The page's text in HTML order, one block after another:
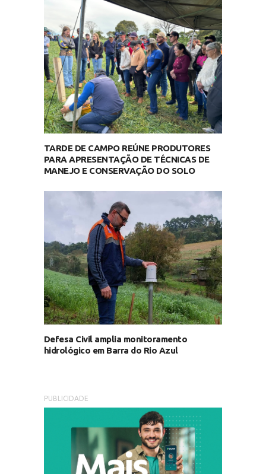
TARDE DE CAMPO REÚNE PRODUTORES
PARA APRESENTAÇÃO DE TÉCNICAS DE
MANEJO E CONSERVAÇÃO DO SOLO
Defesa Civil amplia monitoramento
hidrológico em Barra do Rio Azul
PUBLICIDADE